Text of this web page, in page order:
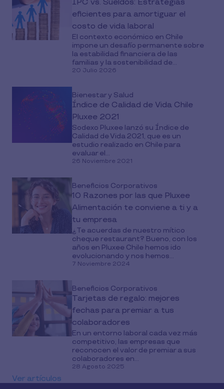
IPC vs. Sueldos: Estrategias
eficientes para amortiguar el
costo de vida laboral
El contexto económico en Chile
impone un desafío permanente sobre
la estabilidad financiera de las
familias y la sostenibilidad de...
20 Julio 2026
Bienestar y Salud
Índice de Calidad de Vida Chile
Pluxee 2021
Sodexo Pluxee lanzó su Índice de
Calidad de Vida 2021, que es un
estudio realizado en Chile para
evaluar el...
26 Noviembre 2021
Beneficios Corporativos
10 Razones por las que Pluxee
Alimentación te conviene a ti y a
tu empresa
¿Te acuerdas de nuestro mítico
cheque restaurant? Bueno, con los
años en Pluxee Chile hemos ido
evolucionando y nos hemos...
7 Noviembre 2024
Beneficios Corporativos
Tarjetas de regalo: mejores
fechas para premiar a tus
colaboradores
En un entorno laboral cada vez más
competitivo, las empresas que
reconocen el valor de premiar a sus
colaboradores en...
28 Agosto 2025
Ver artículos